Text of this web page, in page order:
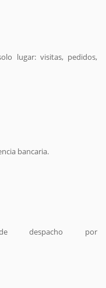
lugar: visitas, pedidos,
bancaria.
despacho por